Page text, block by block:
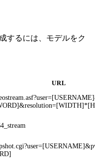
するには、モデルをク
URL